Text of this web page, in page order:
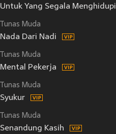
Untuk Yang Segala Menghidupi
Tunas Muda
Nada Dari Nadi
Tunas Muda
Mental Pekerja
Tunas Muda
Syukur
Tunas Muda
Senandung Kasih